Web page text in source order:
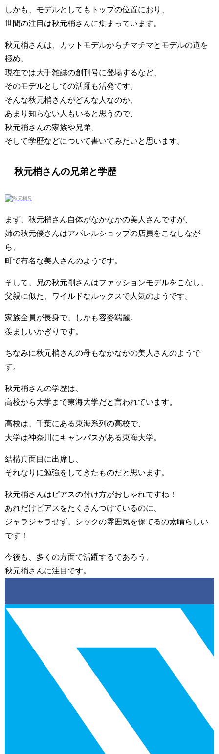
しかも、モデルとしてもトップの位置におり、
世間の注目は秋元梢さんに集まっています。
秋元梢さんは、カットモデルからチマチマとモデルの道を
極め、
現在では大手雑誌の創刊号に登場するなど、
そのモデルとしての活躍も活発です。
そんな秋元梢さんがどんな人なのか、
あまり知らない人もいると思うので、
秋元梢さんの家族や兄弟、
そして学歴などについて書いてみたいと思います。
秋元梢さんの兄弟と学歴
まず、秋元梢さん自体がなかなかの美人さんですが、
姉の秋元優さんはアパレルショップの店員をこなしなが
ら、
町で有名な美人さんのようです。
そして、兄の秋元剛さんはファッションモデルをこなし、
父親に似た、ワイルドなルックスで人気のようです。
家族全員が長身で、しかも容姿端麗。
羨ましいかぎりです。
ちなみに秋元梢さんの母もなかなかの美人さんのようで
す。
秋元梢さんの学歴は、
高校から大学まで東海大学だと言われています。
高校は、千葉にある東海系列の高校で、
大学は神奈川にキャンパスがある東海大学。
結構真面目に出席し、
それなりに勉強をしてきたものだと思います。
秋元梢さんはピアスの付け方がおしゃれですね！
あれだけピアスをたくさんつけているのに、
ジャラジャラせず、シックの雰囲気を保てるの素晴らしい
です！
今後も、多くの方面で活躍するであろう、
秋元梢さんに注目です。